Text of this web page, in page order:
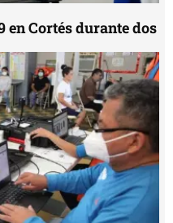
en Cortés durante dos